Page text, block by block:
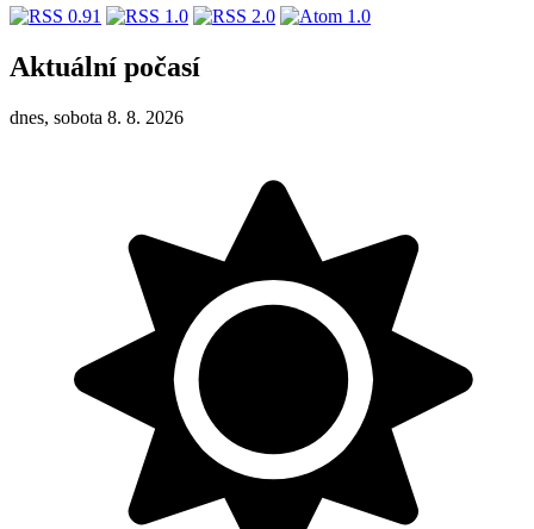
Aktuální počasí
dnes, sobota 8. 8. 2026